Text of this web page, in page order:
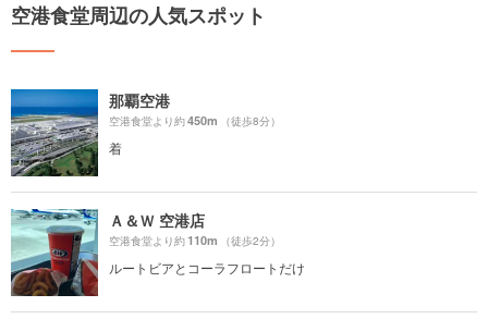
空港食堂周辺の人気スポット
那覇空港
空港食堂より約450m （徒歩8分）
着
Ａ＆Ｗ 空港店
空港食堂より約110m （徒歩2分）
ルートビアとコーラフロートだけ